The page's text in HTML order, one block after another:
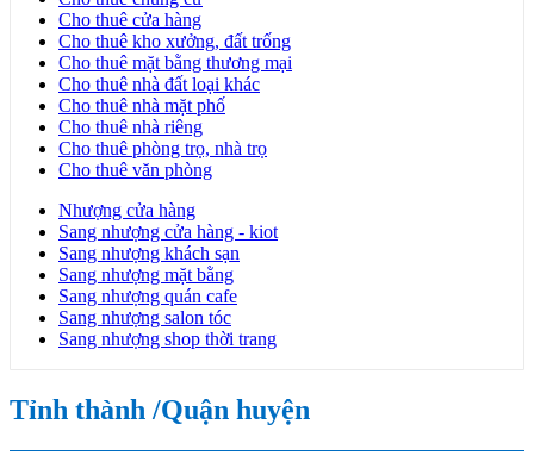
Cho thuê cửa hàng
Cho thuê kho xưởng, đất trống
Cho thuê mặt bằng thương mại
Cho thuê nhà đất loại khác
Cho thuê nhà mặt phố
Cho thuê nhà riêng
Cho thuê phòng trọ, nhà trọ
Cho thuê văn phòng
Nhượng cửa hàng
Sang nhượng cửa hàng - kiot
Sang nhượng khách sạn
Sang nhượng mặt bằng
Sang nhượng quán cafe
Sang nhượng salon tóc
Sang nhượng shop thời trang
Tỉnh thành /Quận huyện